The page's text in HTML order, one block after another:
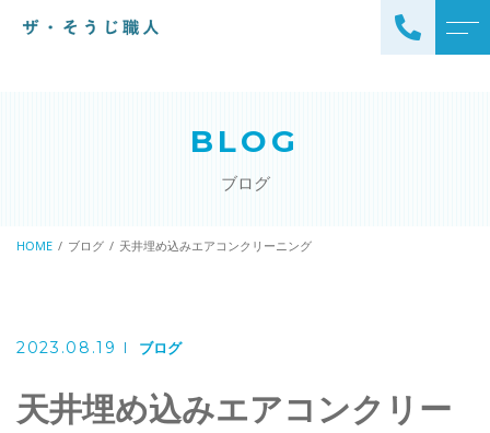
ザ・そうじ職人について
エアコンクリーニング
ハウスクリーニング
浴室クリーニング
よくある質問
ブログ
洗濯機クリーニング
BLOG
ブログ
HOME ブログ 天井埋め込みエアコンクリーニング
2023.08.19 ブログ
天井埋め込みエアコンクリー